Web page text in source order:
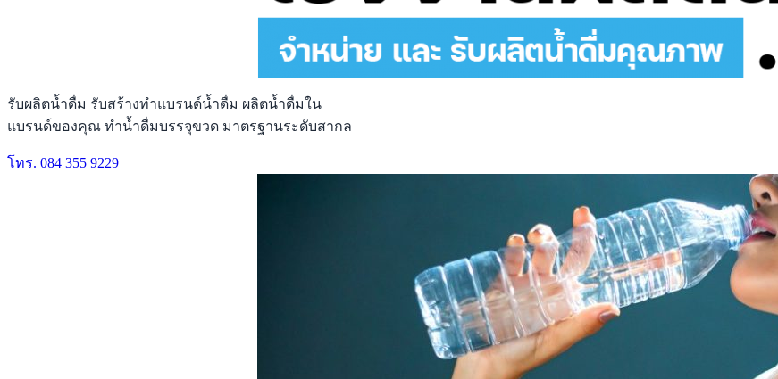
รับผลิตน้ำดื่ม รับสร้างทำแบรนด์น้ำดื่ม ผลิตน้ำดื่มใน
แบรนด์ของคุณ ทำน้ำดื่มบรรจุขวด มาตรฐานระดับสากล
โทร. 084 355 9229